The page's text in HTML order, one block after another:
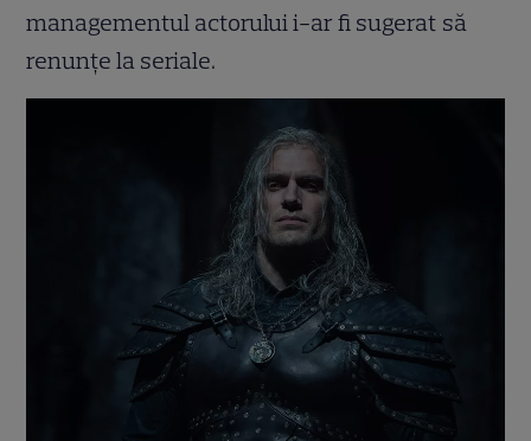
managementul actorului i-ar fi sugerat să
renunțe la seriale.